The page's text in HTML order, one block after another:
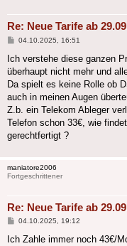
Re: Neue Tarife ab
Beitrag
04.10.2025, 16:51
Ich verstehe diese ganzen
überhaupt nicht mehr und
Da spielt es keine Rolle ob
auch in meinen Augen
Z.b. ein Telekom Ableger
Telefon schon 33€, wie
gerechtfertigt ?
maniatore2006
Fortgeschrittener
Re: Neue Tarife ab
Beitrag
04.10.2025, 19:12
Ich Zahle immer noch 43€/